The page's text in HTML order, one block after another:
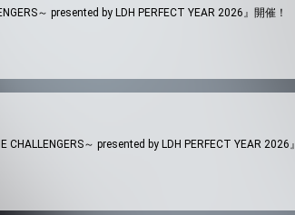
～ presented by LDH PERFECT YEAR 2026』開催！
～ presented by LDH PERFECT YEAR 2026』